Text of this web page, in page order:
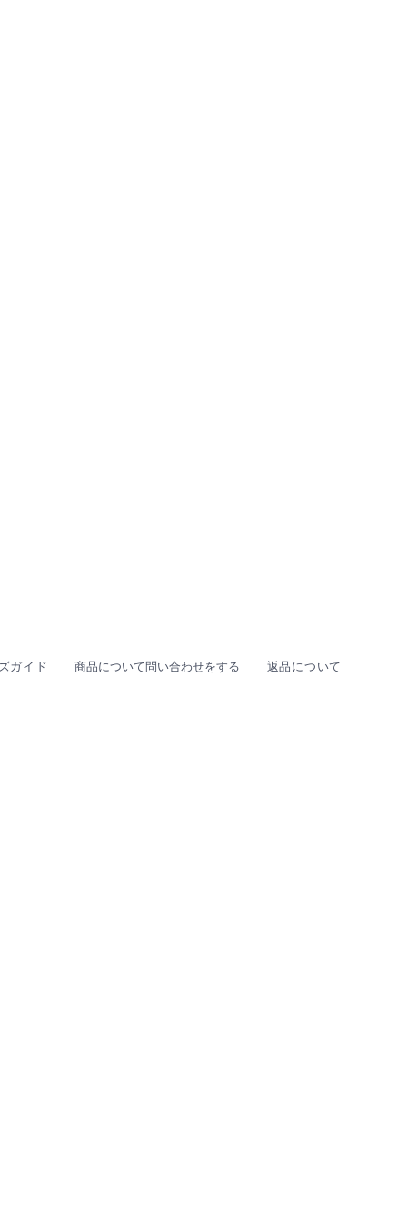
ガイド 商品について問い合わせをする 返品について